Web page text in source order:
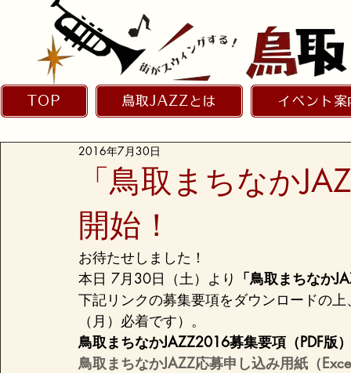
TOP 鳥取JAZZとは イベント案
「鳥取まちなか
開始！
2016年7月30日
お待たせしました！
本日 7月30日（土）より 「鳥取まちなか
下記リンクの募集要項をダウンロードの
（月）必着です）。
鳥取まちなかJAZZ2016募集要項（PDF版）
鳥取まちなかJAZZ応募申し込み用紙（